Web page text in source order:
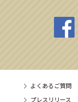
よくあるご質問
プレスリリース